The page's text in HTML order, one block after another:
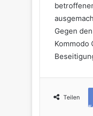
Gegen
Kommodo
Teilen